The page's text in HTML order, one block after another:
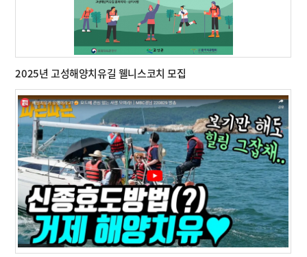
2025년 고성해양치유길 웰니스코치 모집